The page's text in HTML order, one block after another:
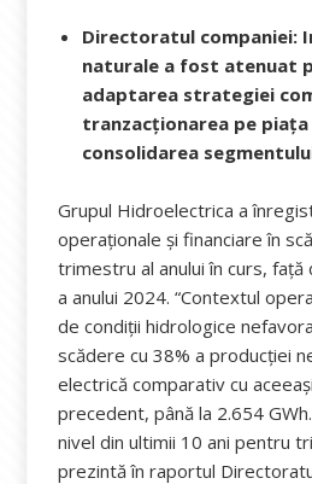
Directoratul companiei:
naturale a fost atenuat
adaptarea strategiei
tranzacționarea pe
consolidarea
Grupul Hidroelectrica a
operaționale și financiare în
trimestru al anului în curs, față
a anului 2024. “Contextul
de condiții hidrologice
scădere cu 38% a producției
electrică comparativ cu
precedent, până la 2.654
nivel din ultimii 10 ani pentru
prezintă în raportul